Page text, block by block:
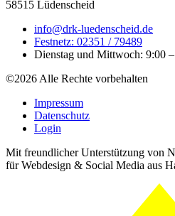
58515 Lüdenscheid
info@drk-luedenscheid.de
Festnetz: 02351 / 79489
Dienstag und Mittwoch: 9:00
©2026 Alle Rechte vorbehalten
Impressum
Datenschutz
Login
Mit freundlicher Unterstützung von
für Webdesign & Social Media aus